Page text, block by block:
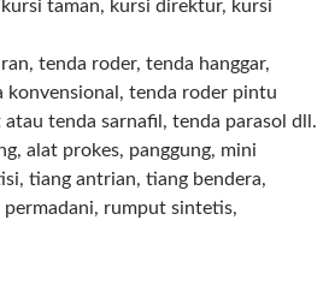
taman, kursi direktur, kursi
tenda roder, tenda hanggar,
konvensional, tenda roder pintu
atau tenda sarnafil, tenda parasol dll.
alat prokes, panggung, mini
tiang antrian, tiang bendera,
permadani, rumput sintetis,